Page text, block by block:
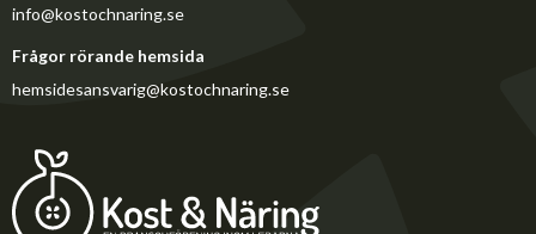
info@kostochnaring.se
Frågor rörande hemsida
hemsidesansvarig@kostochnaring.se